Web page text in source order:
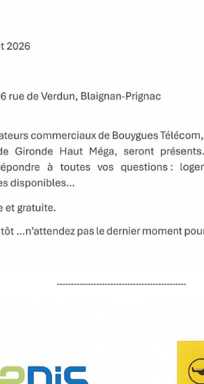
----------------------------------------------